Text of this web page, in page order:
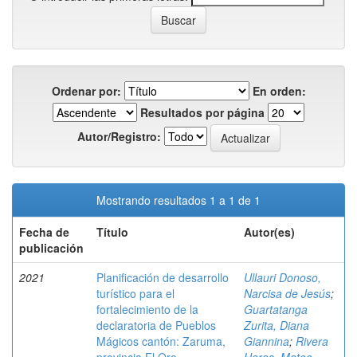
Ordenar por:
En orden:
Resultados por página
Autor/Registro:
Mostrando resultados 1 a 1 de 1
Fecha de
publicación
Título Autor(es)
2021
Planificación de desarrollo
turístico para el
fortalecimiento de la
declaratoria de Pueblos
Mágicos cantón: Zaruma,
Ullauri Donoso,
Narcisa de Jesús;
Guartatanga
Zurita, Diana
Giannina; Rivera